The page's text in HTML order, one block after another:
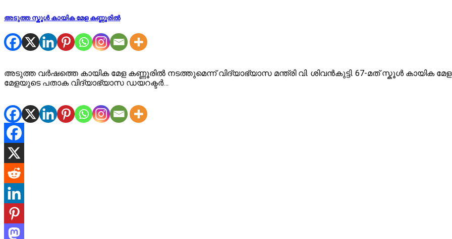
അടുത്ത സ്കൂള്‍ കായിക മേള കണ്ണൂരില്‍
അടുത്ത വർഷത്തെ കായിക മേള കണ്ണൂരില്‍ നടത്തുമെന്ന് വിദ്യാഭ്യാസ മന്ത്രി വി. ശിവൻകുട്ടി. 67-മത് സ്കൂള്‍ കായിക
മേളയുടെ പതാക വിദ്യാഭ്യാസ ഡയറക്ടര്‍…